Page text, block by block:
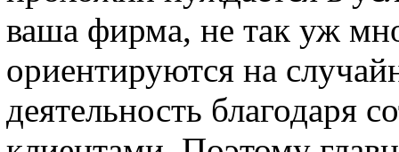
ваша фирма, не так уж
ориентируются на
деятельность благодаря